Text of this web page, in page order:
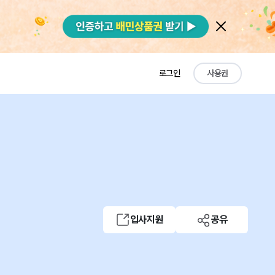
로그인 사용권
입사지원 공유